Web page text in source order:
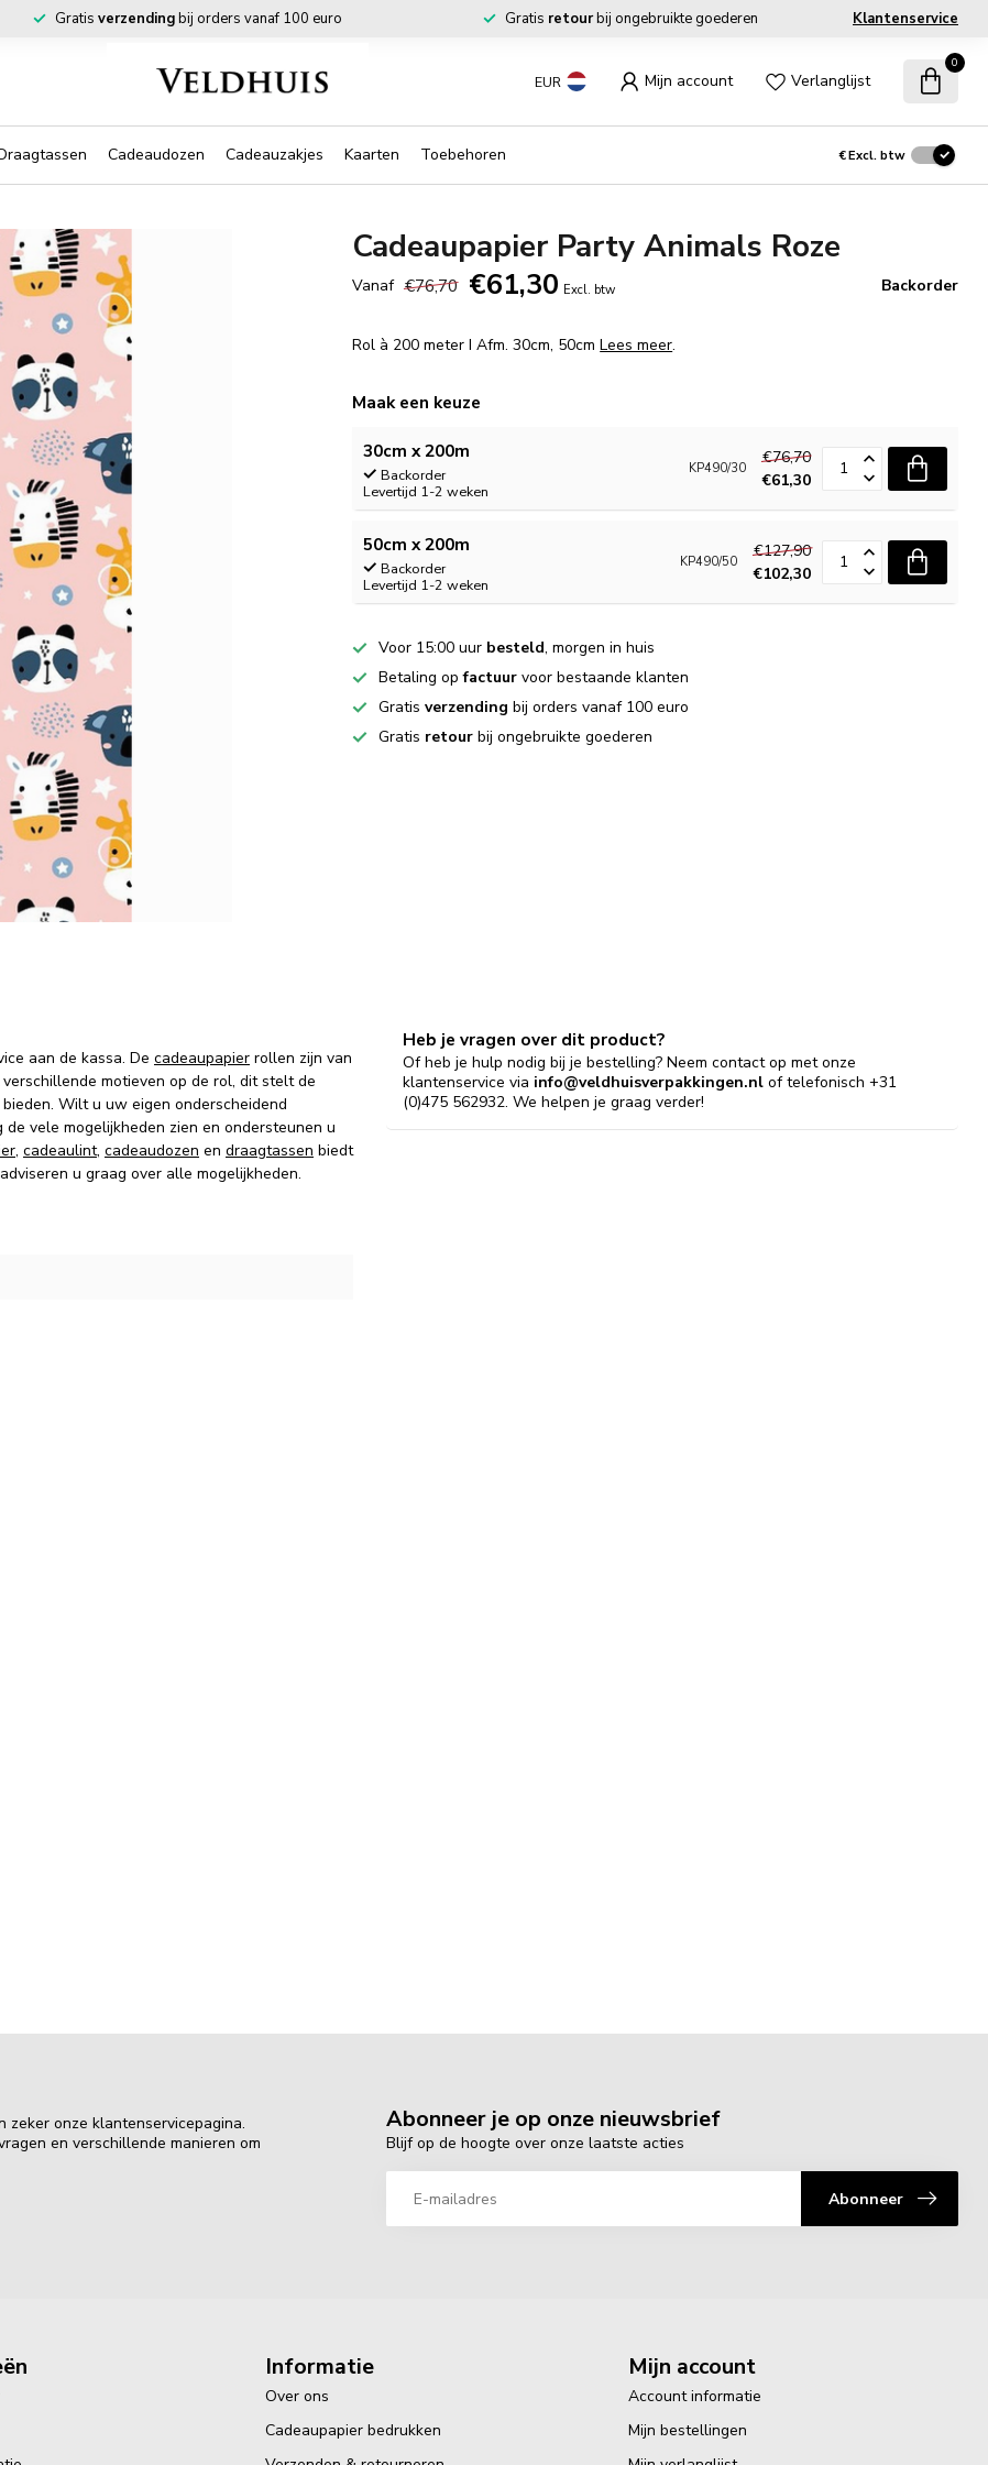
Gratis verzendingbij orders vanaf 100 euro Gratis retourbij ongebruikte goederen Klantenservice
EUR Mijn account Verlanglijst
0
Cadeaudozen Cadeauzakjes Kaarten Toebehoren €Excl. btw
Cadeaupapier Party Animals Roze
Vanaf €76,70 €61,30 Excl. btw Backorder
Rol à 200 meter I Afm. 30cm, 50cmLees meer.
Maak een keuze
30cm x 200m
Backorder
Levertijd 1-2 weken
KP490/30
€76,70
€61,30
50cm x 200m
Backorder
Levertijd 1-2 weken
KP490/50
€127,90
€102,30
Voor 15:00 uur besteld, morgen in huis
Betaling opfactuur voor bestaande klanten
Gratisverzending bij orders vanaf 100 euro
Gratis retour bij ongebruikte goederen
aan de kassa. De cadeaupapier rollen zijn van
motieven op de rol, dit stelt de
Wilt u uw eigen onderscheidend
vele mogelijkheden zien en ondersteunen u
, cadeaulint, cadeaudozen en draagtassen biedt
u graag over alle mogelijkheden.
Heb je vragen over dit product?
Of heb je hulp nodig bij je bestelling? Neem contact op met onze
klantenservice via info@veldhuisverpakkingen.nl of telefonisch +31
(0)475 562932. We helpen je graag verder!
zeker onze klantenservicepagina.
en verschillende manieren om
Abonneer je op onze nieuwsbrief
Blijf op de hoogte over onze laatste acties
Abonneer
Informatie
Over ons
Cadeaupapier bedrukken
Mijn account
Account informatie
Mijn bestellingen